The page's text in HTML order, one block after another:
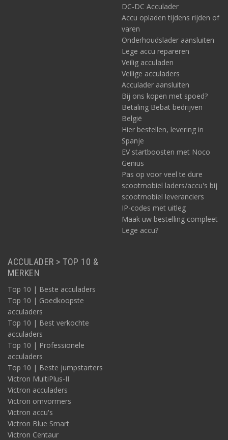
DC-DC Acculader
Accu opladen tijdens rijden of
varen
Onderhoudslader aansluiten
Lege accu repareren
Veilig acculaden
Veilige acculaders
Acculader aansluiten
Bij ons kopen met spoed?
Betaling Bebat bedrijven
België
Hier bestellen, levering in
Spanje
EV startboosten met Noco
Genius
Pas op voor veel te dure
scootmobiel laders/accu's bij
scootmobiel leveranciers
IP-codes met uitleg
Maak uw bestelling compleet
Lege accu?
ACCULADER > TOP 10 &
MERKEN
Top 10 | Beste acculaders
Top 10 | Goedkoopste
acculaders
Top 10 | Best verkochte
acculaders
Top 10 | Professionele
acculaders
Top 10 | Beste jumpstarters
Victron MultiPlus-II
Victron acculaders
Victron omvormers
Victron accu's
Victron Blue Smart
Victron Centaur